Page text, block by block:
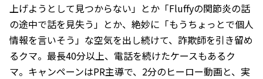
上げようとして見つからない」とか「Fluffyの関節炎の話
の途中で話を見失う」とか、絶妙に「もうちょっとで個人
情報を言いそう」な空気を出し続けて、詐欺師を引き留め
るクマ。最長40分以上、電話を続けたケースもあるク
マ。キャンペーンはPR主導で、2分のヒーロー動画と、実